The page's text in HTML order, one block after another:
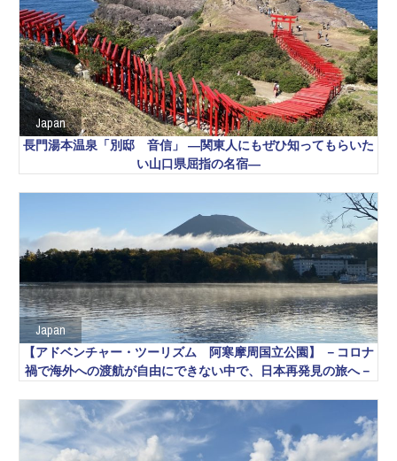
Japan
長門湯本温泉「別邸 音信」 ―関東人にもぜひ知ってもらいた
い山口県屈指の名宿―
Japan
【アドベンチャー・ツーリズム 阿寒摩周国立公園】 －コロナ
禍で海外への渡航が自由にできない中で、日本再発見の旅へ－